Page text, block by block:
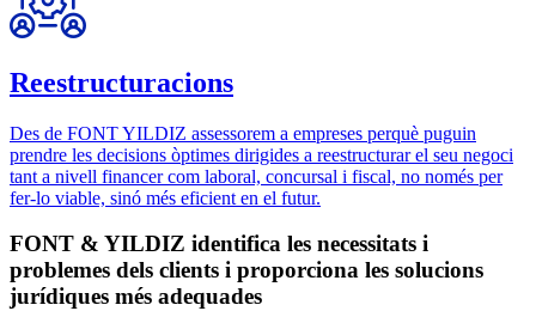
Reestructuracions
Des de FONT YILDIZ assessorem a empreses perquè puguin
prendre les decisions òptimes dirigides a reestructurar el seu negoci
tant a nivell financer com laboral, concursal i fiscal, no només per
fer-lo viable, sinó més eficient en el futur.
FONT & YILDIZ identifica les necessitats i
problemes dels clients i proporciona les solucions
jurídiques més adequades